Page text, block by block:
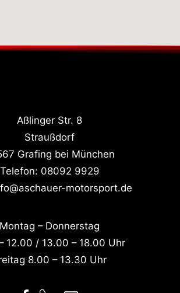
Aßlinger Str. 8
Straußdorf
Grafing bei München
Telefon: 08092 9929
motorsport.de
Montag – Donnerstag
12.00 / 13.00 – 18.00 Uhr
8.00 – 13.30 Uhr